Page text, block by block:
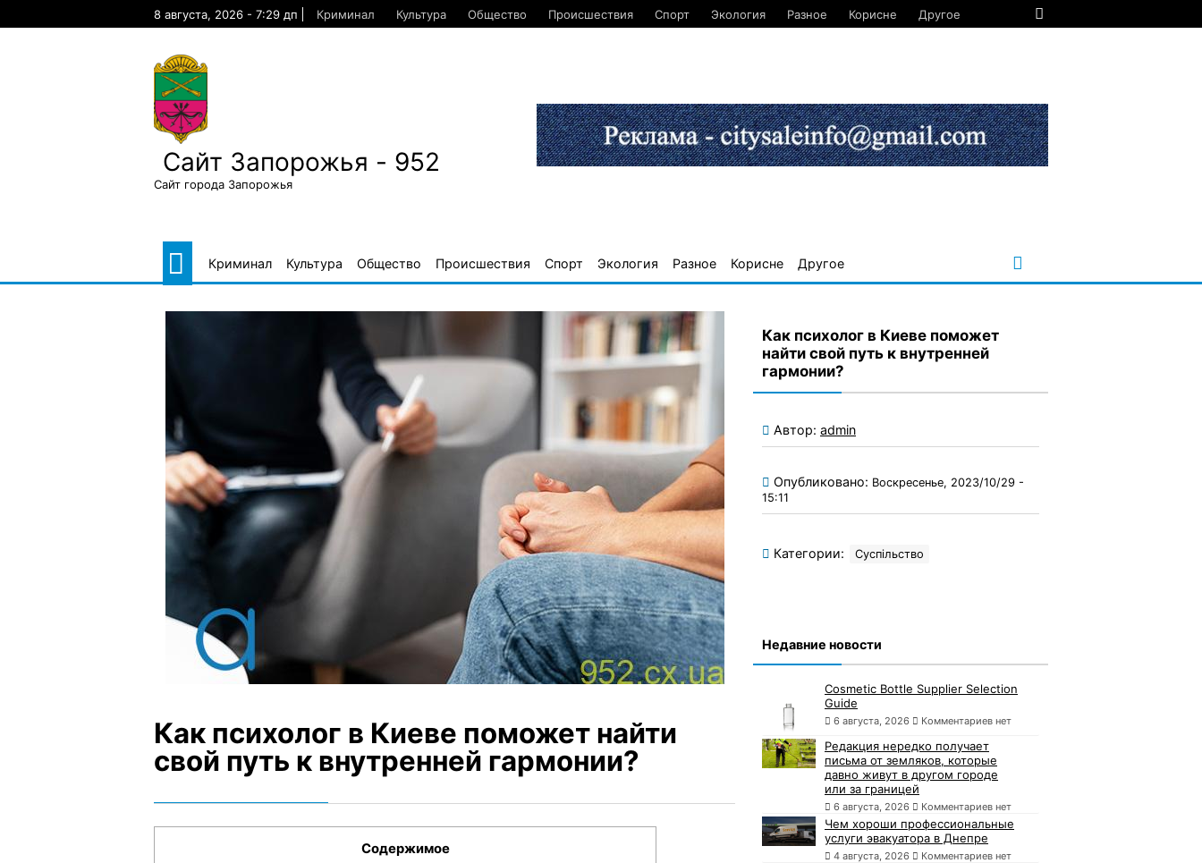
8 августа, 2026 - 7:29 дп Криминал Культура Общество Происшествия Спорт Экология Разное Корисне Другое
Сайт Запорожья - 952
Сайт города Запорожья
Криминал Культура Общество Происшествия Спорт Экология Разное Корисне Другое
Как психолог в Киеве поможет найти
свой путь к внутренней гармонии?
Содержимое
Как психолог в Киеве поможет
найти свой путь к внутренней
гармонии?
Автор: admin
Опубликовано: Воскресенье, 2023/10/29 -
15:11
Категории: Суспільство
Недавние новости
Cosmetic Bottle Supplier Selection
Guide
6 августа, 2026 Комментариев нет
Редакция нередко получает
письма от земляков, которые
давно живут в другом городе
или за границей
6 августа, 2026 Комментариев нет
Чем хороши профессиональные
услуги эвакуатора в Днепре
4 августа, 2026 Комментариев нет